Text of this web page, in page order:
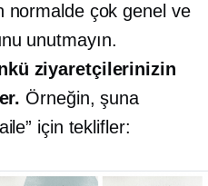
normalde çok genel ve
unutmayın.
ziyaretçilerinizin
Örneğin, şuna
için teklifler: